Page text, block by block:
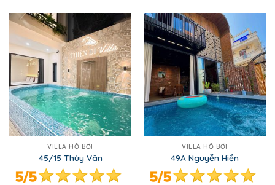
VILLA HỒ BƠI
45/15 Thùy Vân
VILLA HỒ BƠI
49A Nguyễn Hiền